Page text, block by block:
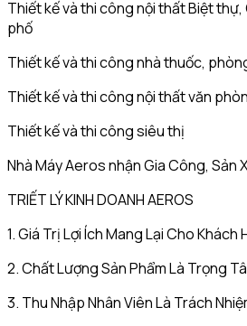
Thiết kế và thi công nội thất Biệt thự,
phố
Thiết kế và thi công nhà thuốc,
Thiết kế và thi công nội thất văn
Thiết kế và thi công siêu thị
Nhà Máy Aeros nhận Gia Công, Sản
TRIẾT LÝ KINH DOANH AEROS
1. Giá Trị Lợi Ích Mang Lại Cho
2. Chất Lượng Sản Phẩm Là Trọng
3. Thu Nhập Nhân Viên Là Trách